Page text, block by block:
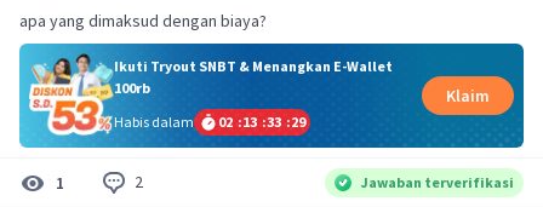
apa yang dimaksud dengan biaya?
Ikuti Tryout SNBT & Menangkan E-Wallet
100rb
Habis dalam
02 :13 :33 :28
Klaim
1 2 Jawaban terverifikasi